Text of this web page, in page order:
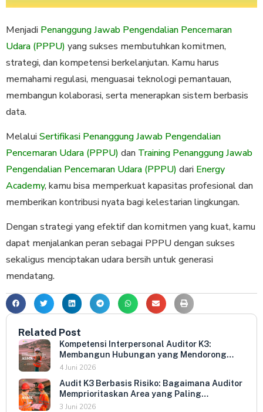
Menjadi Penanggung Jawab Pengendalian Pencemaran
Udara (PPPU) yang sukses membutuhkan komitmen,
strategi, dan kompetensi berkelanjutan. Kamu harus
memahami regulasi, menguasai teknologi pemantauan,
membangun kolaborasi, serta menerapkan sistem berbasis
data.
MelaluiSertifikasi Penanggung Jawab Pengendalian
Pencemaran Udara (PPPU) dan Training Penanggung Jawab
Pengendalian Pencemaran Udara (PPPU) dari Energy
Academy, kamu bisa memperkuat kapasitas profesional dan
memberikan kontribusi nyata bagi kelestarian lingkungan.
Dengan strategi yang efektif dan komitmen yang kuat, kamu
dapat menjalankan peran sebagai PPPU dengan sukses
sekaligus menciptakan udara bersih untuk generasi
mendatang.
Related Post
Kompetensi Interpersonal Auditor K3:
Membangun Hubungan yang Mendorong
Keterbukaan dan Kepatuhan Sukarela
4 Juni 2026
Audit K3 Berbasis Risiko: Bagaimana Auditor
Memprioritaskan Area yang Paling
Menentukan Kepatuhan Perusahaan
3 Juni 2026